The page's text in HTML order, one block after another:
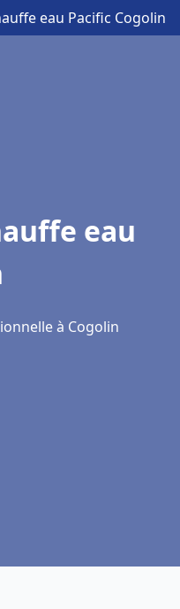
eau Pacific Cogolin
eau
à Cogolin